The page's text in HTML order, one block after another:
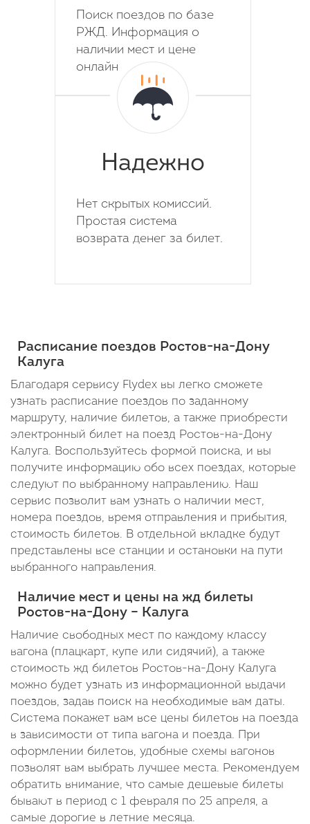
Поиск поездов по базе
РЖД. Информация о
наличии мест и цене
онлайн
Надежно
Нет скрытых комиссий.
Простая система
возврата денег за билет.
Расписание поездов Ростов-на-Дону
Калуга
Благодаря сервису Flydex вы легко сможете
узнать расписание поездов по заданному
маршруту, наличие билетов, а также приобрести
электронный билет на поезд Ростов-на-Дону
Калуга. Воспользуйтесь формой поиска, и вы
получите информацию обо всех поездах, которые
следуют по выбранному направлению. Наш
сервис позволит вам узнать о наличии мест,
номера поездов, время отправления и прибытия,
стоимость билетов. В отдельной вкладке будут
представлены все станции и остановки на пути
выбранного направления.
Наличие мест и цены на жд билеты
Ростов-на-Дону – Калуга
Наличие свободных мест по каждому классу
вагона (плацкарт, купе или сидячий), а также
стоимость жд билетов Ростов-на-Дону Калуга
можно будет узнать из информационной выдачи
поездов, задав поиск на необходимые вам даты.
Система покажет вам все цены билетов на поезда
в зависимости от типа вагона и поезда. При
оформлении билетов, удобные схемы вагонов
позволят вам выбрать лучшее места. Рекомендуем
обратить внимание, что самые дешевые билеты
бывают в период с 1 февраля по 25 апреля, а
самые дорогие в летние месяца.